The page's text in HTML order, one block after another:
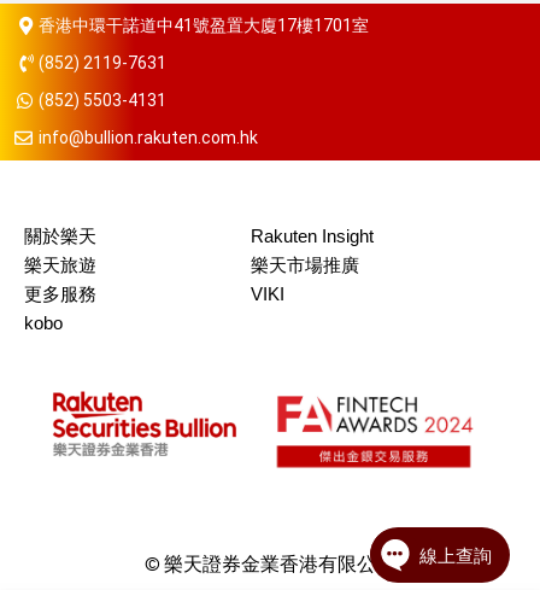
香港中環干諾道中41號盈置大廈17樓1701室
(852) 2119-7631
(852) 5503-4131
info@bullion.rakuten.com.hk
關於樂天
Rakuten Insight
樂天旅遊
樂天市場推廣
更多服務
VIKI
kobo
© 樂天證券金業香港有限公司